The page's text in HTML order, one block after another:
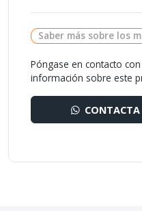
Saber más sobre los
Póngase en contacto
información sobre este
CONTACTA